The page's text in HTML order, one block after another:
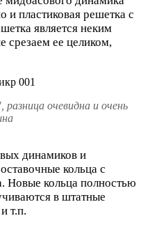
и пластиковая решетка с
является неким
срезаем ее целиком,
очевидна и очень
динамиков и
кольца с
Новые кольца полностью
в штатные
т.п.